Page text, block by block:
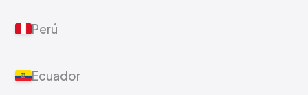
Perú
Ecuador